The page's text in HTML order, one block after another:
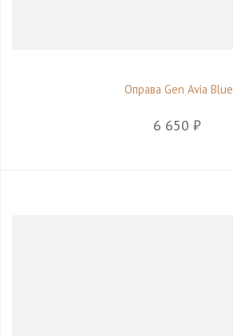
Оправа Gen Avia Blue
6 650 ₽